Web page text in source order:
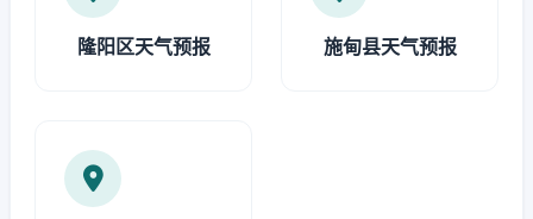
隆阳区天气预报 施甸县天气预报